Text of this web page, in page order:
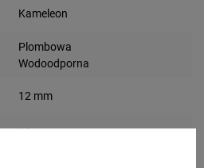
Kameleon
Plombowa
Wodoodporna
12 mm
12 mm